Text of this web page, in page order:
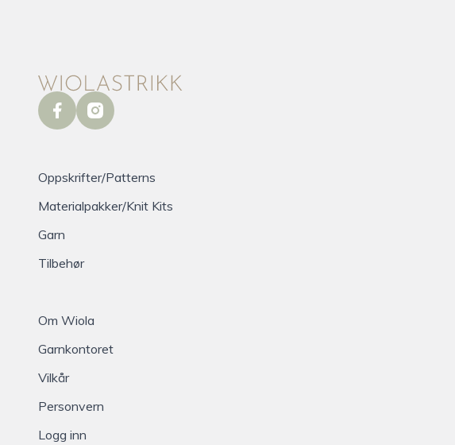
facebookinstagram
Oppskrifter/Patterns
Materialpakker/Knit Kits
Garn
Tilbehør
Om Wiola
Garnkontoret
Vilkår
Personvern
Logg inn